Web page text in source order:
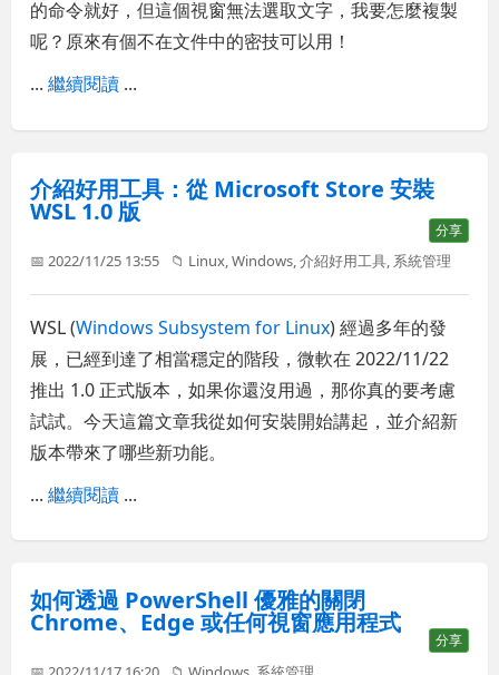
的命令就好，但這個視窗無法選取文字，我要怎麼複製
呢？原來有個不在文件中的密技可以用！
...繼續閱讀 ...
介紹好用工具：從 Microsoft Store 安裝
WSL 1.0 版
分享
📅 2022/11/25 13:55 📁 Linux,Windows,介紹好用工具, 系統管理
WSL (Windows Subsystem for Linux) 經過多年的發
展，已經到達了相當穩定的階段，微軟在 2022/11/22
推出 1.0 正式版本，如果你還沒用過，那你真的要考慮
試試。今天這篇文章我從如何安裝開始講起，並介紹新
版本帶來了哪些新功能。
...繼續閱讀 ...
如何透過 PowerShell 優雅的關閉
Chrome、Edge 或任何視窗應用程式
分享